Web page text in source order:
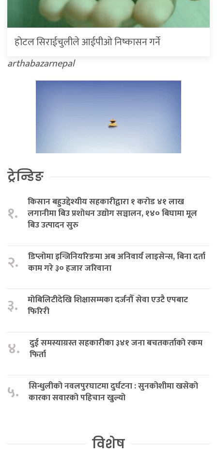
होटल सिराईचुलीले आईपीओ निष्कासन गर्ने
arthabazarnepal
ट्रेन्डिङ
१.
किसान बहुउद्देश्यीय सहकारीद्वारा १ करोड ४१ लाख
लगानीमा बिउ प्रशोधन उद्योग सञ्चालन, १४० बिघामा मूल
बिउ उत्पादन सुरु
२.
डिप्लोमा इन्जिनियरिङमा अब अनिवार्य लाइसेन्स, बिना दर्ता
काम गरे ३० हजार जरिवाना
३.
मोबिलिटीदेखि शिक्षासम्मका दर्जनौँ सेवा एउटै एपबाट
फिरिरी
४.
दुई समस्याग्रस्त सहकारीका ३४१ जना बचतकर्ताको रकम
फिर्ता
५.
सिन्धुलीको नवलपुरघाटमा दुर्घटना : सुनकोशीमा खसेको
कारका सवारको पहिचान खुल्यो
विशेष